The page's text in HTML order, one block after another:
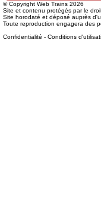
© Copyright Web Trains 2026
Site et contenu protégés par le
Site horodaté et déposé auprès
Toute reproduction engagera des
Confidentialité - Conditions